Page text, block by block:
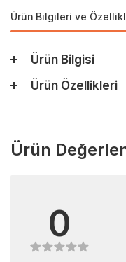
Ürün Bilgileri ve
Ürün Bilgisi
Ürün Özellikleri
Ürün
0